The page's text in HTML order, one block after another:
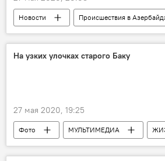
Новости
Происшествия в
Происшествия
ЖИЗНЬ
Министерство внутренних дел АР
На узких улочках старого Баку
27 мая 2020, 19:25
Фото МУЛЬТИМЕДИА
Культура
Азербайджан